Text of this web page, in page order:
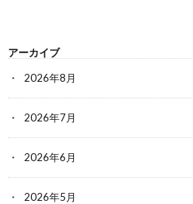
アーカイブ
2026年8月
2026年7月
2026年6月
2026年5月